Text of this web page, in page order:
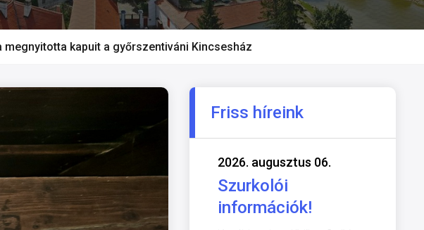
megnyitotta kapuit a győrszentiváni Kincsesház
Friss híreink
2026. augusztus 06.
Szurkolói
információk!